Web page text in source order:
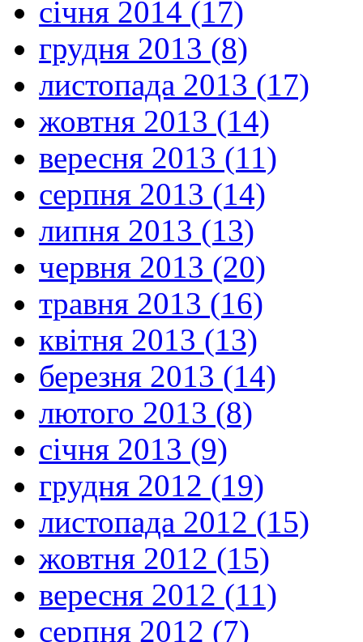
січня 2014 (17)
грудня 2013 (8)
листопада 2013 (17)
жовтня 2013 (14)
вересня 2013 (11)
серпня 2013 (14)
липня 2013 (13)
червня 2013 (20)
травня 2013 (16)
квітня 2013 (13)
березня 2013 (14)
лютого 2013 (8)
січня 2013 (9)
грудня 2012 (19)
листопада 2012 (15)
жовтня 2012 (15)
вересня 2012 (11)
серпня 2012 (7)